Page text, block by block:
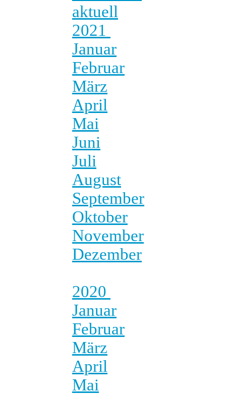
aktuell
2021
Januar
Februar
März
April
Mai
Juni
Juli
August
September
Oktober
November
Dezember
2020
Januar
Februar
März
April
Mai